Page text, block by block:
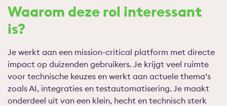
Waarom deze rol interessant
is?
Je werkt aan een mission-critical platform met directe
impact op duizenden gebruikers. Je krijgt veel ruimte
voor technische keuzes en werkt aan actuele thema’s
zoals AI, integraties en testautomatisering. Je maakt
onderdeel uit van een klein, hecht en technisch sterk